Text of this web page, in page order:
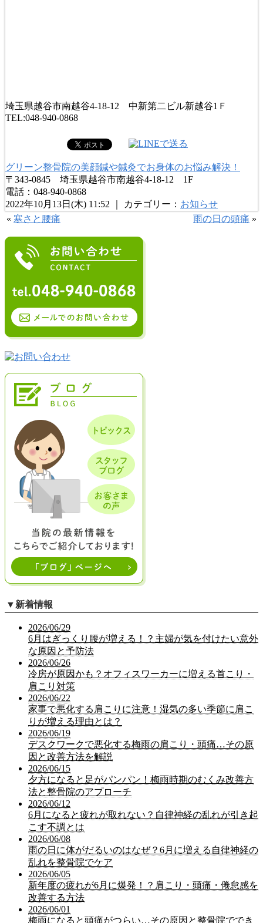
埼玉県越谷市南越谷4-18-12 中新第二ビル新越谷1Ｆ
TEL:048-940-0868
グリーン整骨院の美顔鍼や鍼灸でお身体のお悩み解決！
〒343-0845 埼玉県越谷市南越谷4-18-12 1F
電話：048-940-0868
2022年10月13日(木) 11:52 ｜ カテゴリー： お知らせ
« 寒さと腰痛 雨の日の頭痛 »
▼ 新着情報
2026/06/29
6月はぎっくり腰が増える！？主婦が気を付けたい意外
な原因と予防法
2026/06/26
冷房が原因かも？オフィスワーカーに増える首こり・
肩こり対策
2026/06/22
家事で悪化する肩こりに注意！湿気の多い季節に肩こ
りが増える理由とは？
2026/06/19
デスクワークで悪化する梅雨の肩こり・頭痛…その原
因と改善方法を解説
2026/06/15
夕方になると足がパンパン！梅雨時期のむくみ改善方
法と整骨院のアプローチ
2026/06/12
6月になると疲れが取れない？自律神経の乱れが引き起
こす不調とは
2026/06/08
雨の日に体がだるいのはなぜ？6月に増える自律神経の
乱れを整骨院でケア
2026/06/05
新年度の疲れが6月に爆発！？肩こり・頭痛・倦怠感を
改善する方法
2026/06/01
梅雨になると頭痛がつらい…その原因と整骨院ででき